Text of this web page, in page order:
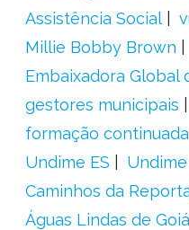
Assistência Social
Millie Bobby Brown
Embaixadora Global
gestores municipais
formação continuada
Undime ES
Caminhos da
Águas Lindas de